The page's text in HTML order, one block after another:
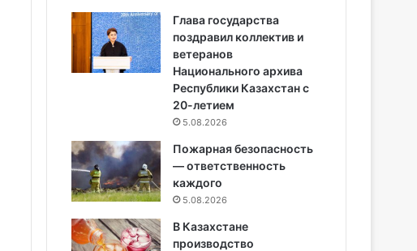
Глава государства
поздравил коллектив и
ветеранов
Национального архива
Республики Казахстан с
20-летием
5.08.2026
Пожарная безопасность
— ответственность
каждого
5.08.2026
В Казахстане
производство